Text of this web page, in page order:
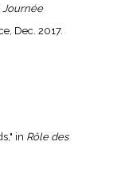
Journée
Dec. 2017.
in Rôle des